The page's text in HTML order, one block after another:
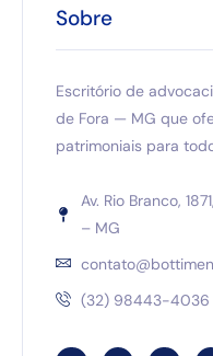
Sobre
Escritório de
de Fora — MG que
patrimoniais para
Av. Rio Branco,
– MG
(32) 98443-4036